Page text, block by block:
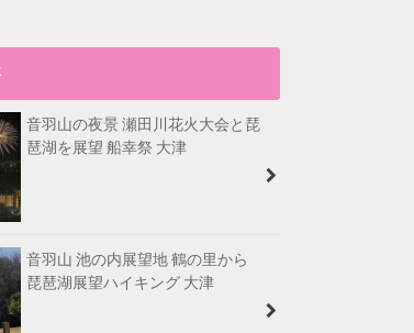
音羽山の夜景 瀬田川花火大会と琵
琶湖を展望 船幸祭 大津
音羽山 池の内展望地 鶴の里から
琵琶湖展望ハイキング 大津